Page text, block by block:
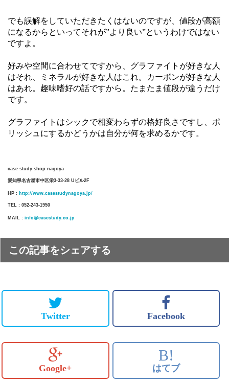
でも誤解をしていただきたくはないのですが、値段が高額
になるからといってそれが”より良い”というわけではない
ですよ。
好みや空間に合わせてですから、グラファイトが好きな人
はそれ、ミネラルが好きな人はこれ。カーボンが好きな人
はあれ。趣味嗜好の話ですから。たまたま値段が違うだけ
です。
グラファイトはシックで相変わらずの格好良さですし、ポ
リッシュにするかどうかは自分が何を求めるかです。
case study shop nagoya
愛知県名古屋市中区栄3-33-28 Uビル2F
HP : http://www.casestudynagoya.jp/
TEL : 052-243-1950
MAIL : info@casestudy.co.jp
この記事をシェアする
Twitter Facebook
Google+
B!
はてブ